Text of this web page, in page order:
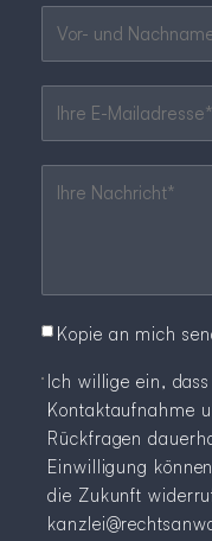
PflichtfeldVor- und
PflichtfeldIhre E-
PflichtfeldIhre
Kopie an mich
Ich willige ein,
Kontaktaufnahme
Rückfragen
Einwilligung
die Zukunft